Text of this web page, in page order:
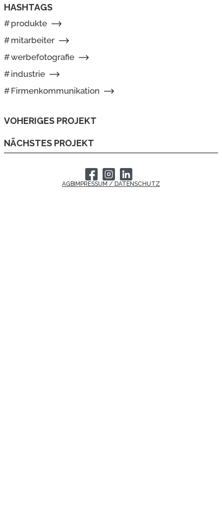
HASHTAGS
#produkte
#mitarbeiter
#werbefotografie
#industrie
#Firmenkommunikation
VOHERIGES PROJEKT
NÄCHSTES PROJEKT
AGB IMPRESSUM / DATENSCHUTZ